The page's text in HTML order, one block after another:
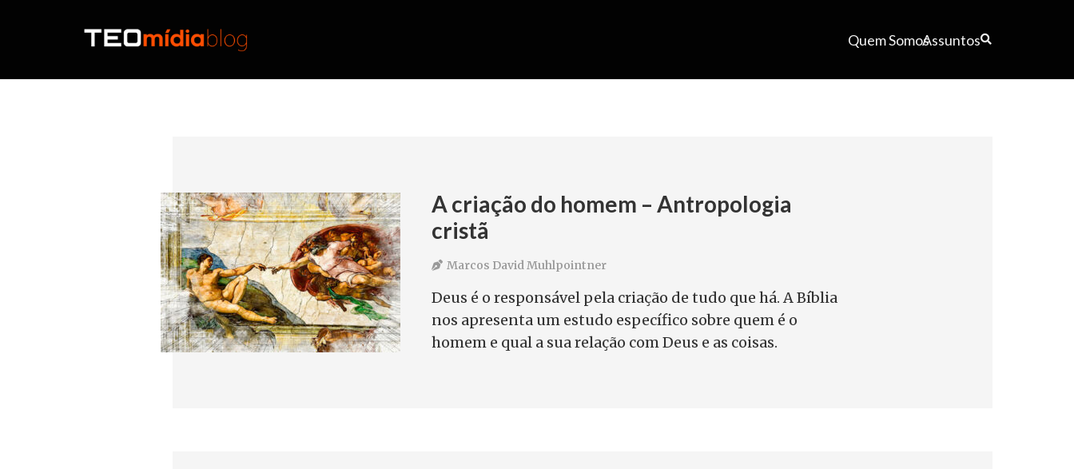
Quem SomosAssuntos
A criação do homem – Antropologia
cristã
Marcos David Muhlpointner
Deus é o responsável pela criação de tudo que há. A Bíblia
nos apresenta um estudo específico sobre quem é o
homem e qual a sua relação com Deus e as coisas.